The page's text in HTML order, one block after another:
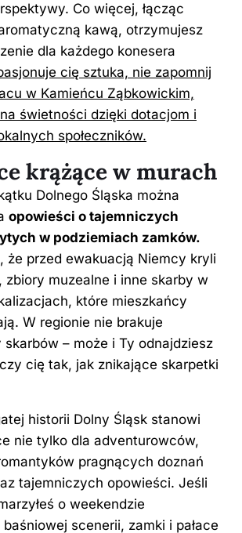
Co więcej, łącząc
kawą, otrzymujesz
dla każdego konesera
cię sztuka, nie zapomnij
w Kamieńcu Ząbkowickim,
świetności dzięki dotacjom i
społeczników.
krążące w murach
Dolnego Śląska można
opowieści o tajemniczych
w podziemiach zamków.
że przed ewakuacją Niemcy kryli
zbiory muzealne i inne skarby w
które mieszkańcy
W regionie nie brakuje
– może i Ty odnajdziesz
cię tak, jak znikające skarpetki
historii Dolny Śląsk stanowi
nie tylko dla adventurowców,
pragnących doznań
tajemniczych opowieści. Jeśli
o weekendzie
scenerii, zamki i pałace